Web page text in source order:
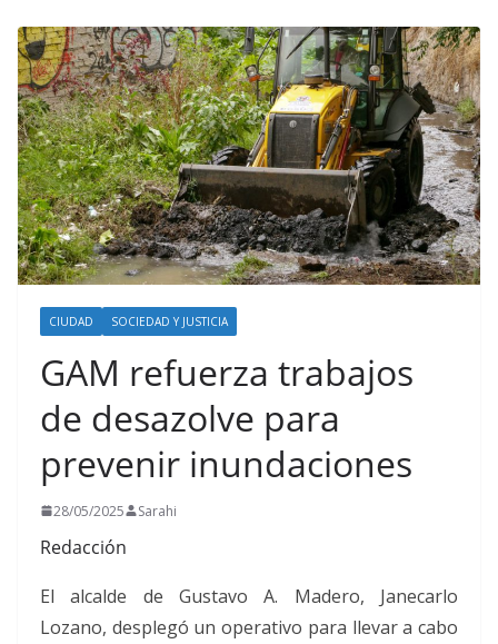
CIUDAD SOCIEDAD Y JUSTICIA
GAM refuerza trabajos
de desazolve para
prevenir inundaciones
28/05/2025 Sarahi
Redacción
El alcalde de Gustavo A. Madero, Janecarlo
Lozano, desplegó un operativo para llevar a cabo